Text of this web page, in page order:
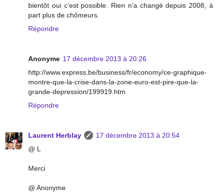
bientôt oui c’est possible. Rien n’a changé depuis 2008, à
part plus de chômeurs.
Répondre
Anonyme 17 décembre 2013 à 20:26
http://www.express.be/business/fr/economy/ce-graphique-
montre-que-la-crise-dans-la-zone-euro-est-pire-que-la-
grande-depression/199919.htm
Répondre
Laurent Herblay
17 décembre 2013 à 20:54
@ L
Merci
@ Anonyme